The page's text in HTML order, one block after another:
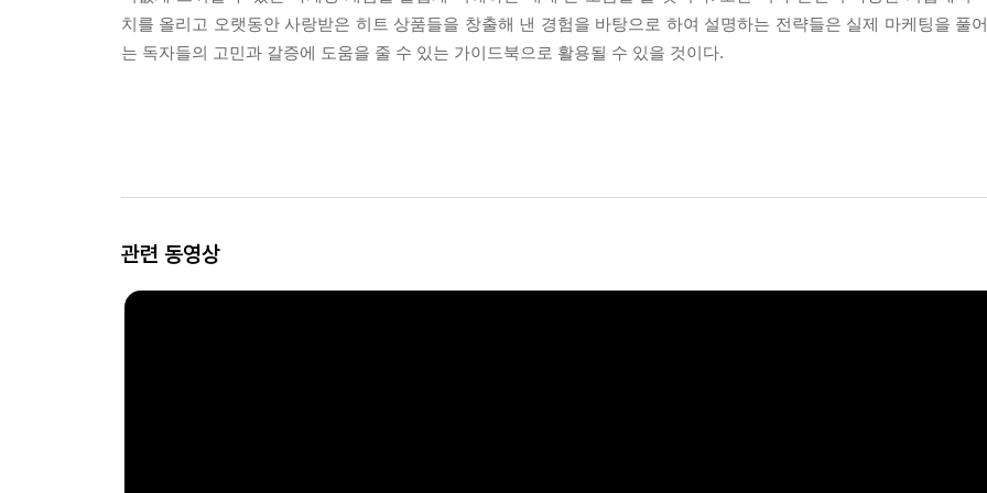
치를 올리고 오랫동안 사랑받은 히트 상품들을 창출해 낸 경험을 바탕으로 하여 설명하는 전략들은 실제 마케팅을 풀
는 독자들의 고민과 갈증에 도움을 줄 수 있는 가이드북으로 활용될 수 있을 것이다.
관련 동영상